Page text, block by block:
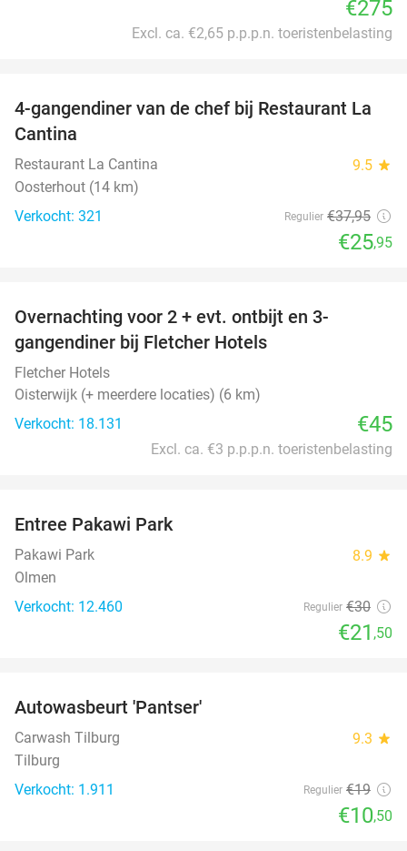
€275
Excl. ca. €2,65 p.p.p.n. toeristenbelasting
32%
4-gangendiner van de chef bij Restaurant La
Cantina
Restaurant La Cantina 9.5 star
Oosterhout (14 km)
Verkocht: 321
Regulier €37,95
€25,95
Overnachting voor 2 + evt. ontbijt en 3-
gangendiner bij Fletcher Hotels
Fletcher Hotels
Oisterwijk (+ meerdere locaties) (6 km)
Verkocht: 18.131
€45
Excl. ca. €3 p.p.p.n. toeristenbelasting
Entree Pakawi Park
Pakawi Park 8.9 star
Olmen
Verkocht: 12.460
Regulier €30
€21 ,50
Autowasbeurt 'Pantser'
Carwash Tilburg 9.3 star
Tilburg
Verkocht: 1.911
Regulier €19
€10,50